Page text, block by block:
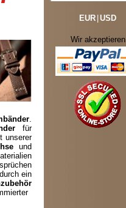
.
für
unserer
und
ein
EUR USD
Wir akzeptieren